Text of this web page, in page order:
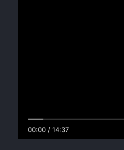
00:00 / 14:37